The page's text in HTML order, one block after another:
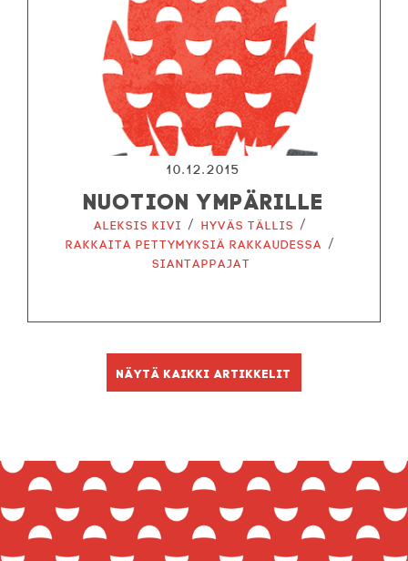
10.12.2015
NUOTION YMPÄRILLE
Aleksis Kivi /Hyväs tällis /
Rakkaita pettymyksiä rakkaudessa /
Siantappajat
Näytä kaikki artikkelit